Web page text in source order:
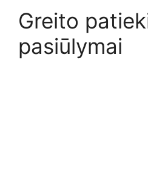
Greito
pasiūlymai